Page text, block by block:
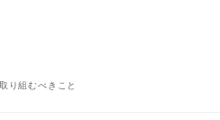
り組むべきこと